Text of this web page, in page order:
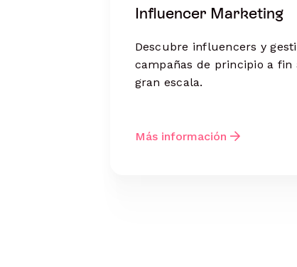
Influencer Marketing
Descubre influencers y
campañas de principio a fin
gran escala.
Más información